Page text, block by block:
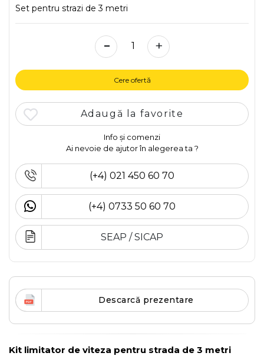
Set pentru strazi de 3 metri
- +
Cere ofertă
Adaugă la favorite
Info și comenzi
Ai nevoie de ajutor în alegerea ta ?
(+4) 021 450 60 70
(+4) 0733 50 60 70
SEAP / SICAP
Descarcă prezentare
Kit limitator de viteza pentru strada de 3 metri